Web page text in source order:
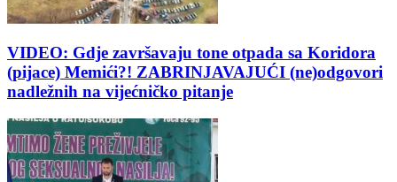
VIDEO: Gdje završavaju tone otpada sa Koridora
(pijace) Memići?! ZABRINJAVAJUĆI (ne)odgovori
nadležnih na vijećničko pitanje